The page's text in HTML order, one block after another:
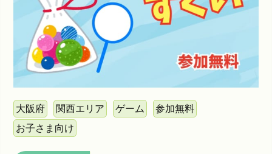
大阪府 関西エリア ゲーム
参加無料
お子さま向け